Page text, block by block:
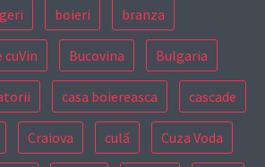
boieri branza
Bucovina Bulgaria
casa boiereasca cascade
Craiova culă Cuza Voda